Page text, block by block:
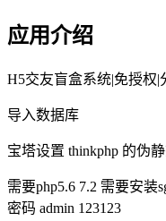
应用介绍
H5交友盲盒系统|免授权|
导入数据库
宝塔设置 thinkphp 的伪
需要php5.6 7.2 需要安装
密码 admin 123123